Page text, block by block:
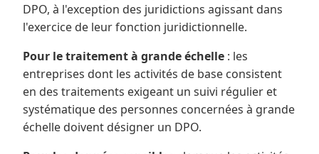
DPO, à l'exception des juridictions agissant dans
l'exercice de leur fonction juridictionnelle.
Pour le traitement à grande échelle : les
entreprises dont les activités de base consistent
en des traitements exigeant un suivi régulier et
systématique des personnes concernées à grande
échelle doivent désigner un DPO.